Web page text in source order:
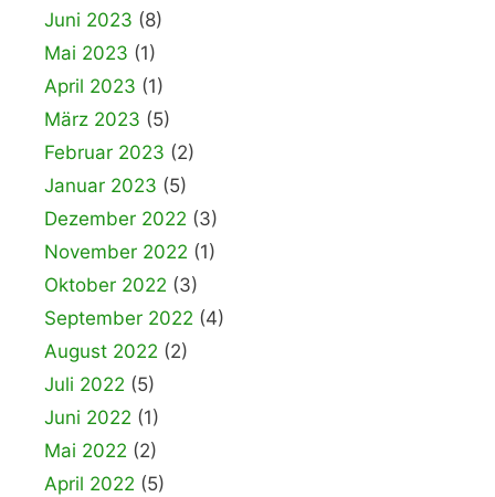
Juni 2023 (8)
Mai 2023 (1)
April 2023 (1)
März 2023 (5)
Februar 2023 (2)
Januar 2023 (5)
Dezember 2022 (3)
November 2022 (1)
Oktober 2022 (3)
September 2022 (4)
August 2022 (2)
Juli 2022 (5)
Juni 2022 (1)
Mai 2022 (2)
April 2022 (5)